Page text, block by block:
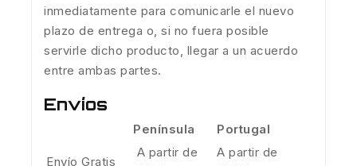
inmediatamente para comunicarle el nuevo
plazo de entrega o, si no fuera posible
servirle dicho producto, llegar a un acuerdo
entre ambas partes.
Envíos
Península Portugal
Envío Gratis
A partir de
A partir de